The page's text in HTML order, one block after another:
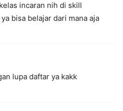
incaran nih di skill
bisa belajar dari mana aja
lupa daftar ya kakk